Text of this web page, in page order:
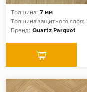
Толщина: 7 мм
Толщина защитного слоя:
Бренд: Quartz Parquet